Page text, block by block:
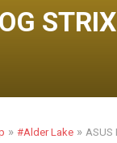
» #Alder Lake » ASUS